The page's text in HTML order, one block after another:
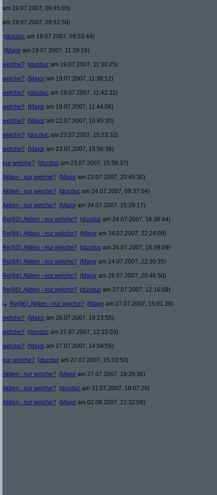
am 19.07.2007, 09:45:03)
am 19.07.2007, 09:52:59)
(ducduc am 19.07.2007, 09:53:44)
(Major am 19.07.2007, 11:29:16)
welche? (ducduc am 19.07.2007, 11:30:25)
welche? (Major am 19.07.2007, 11:38:12)
welche? (ducduc am 19.07.2007, 11:42:32)
welche? (Major am 19.07.2007, 11:44:08)
welche? (Major am 22.07.2007, 10:45:30)
welche? (ducduc am 23.07.2007, 15:53:32)
welche? (Major am 23.07.2007, 15:56:36)
nur welche? (ducduc am 23.07.2007, 15:58:37)
Aktien - nur welche? (Major am 23.07.2007, 20:45:30)
Aktien - nur welche? (ducduc am 24.07.2007, 09:37:04)
Aktien - nur welche? (Major am 24.07.2007, 15:28:17)
Re(93): Aktien - nur welche? (ducduc am 24.07.2007, 16:38:44)
Re(94): Aktien - nur welche? (Major am 24.07.2007, 22:24:09)
Re(93): Aktien - nur welche? (ducduc am 24.07.2007, 16:39:09)
Re(94): Aktien - nur welche? (Major am 24.07.2007, 22:30:35)
Re(94): Aktien - nur welche? (Major am 26.07.2007, 20:46:50)
Re(95): Aktien - nur welche? (ducduc am 27.07.2007, 12:16:08)
Re(96): Aktien - nur welche? (Major am 27.07.2007, 15:01:39)
welche? (Major am 26.07.2007, 19:13:55)
welche? (ducduc am 27.07.2007, 12:15:03)
welche? (Major am 27.07.2007, 14:58:55)
nur welche? (ducduc am 27.07.2007, 15:33:50)
Aktien - nur welche? (Major am 27.07.2007, 19:20:36)
Aktien - nur welche? (ducduc am 31.07.2007, 18:07:29)
Aktien - nur welche? (Major am 02.08.2007, 21:32:08)